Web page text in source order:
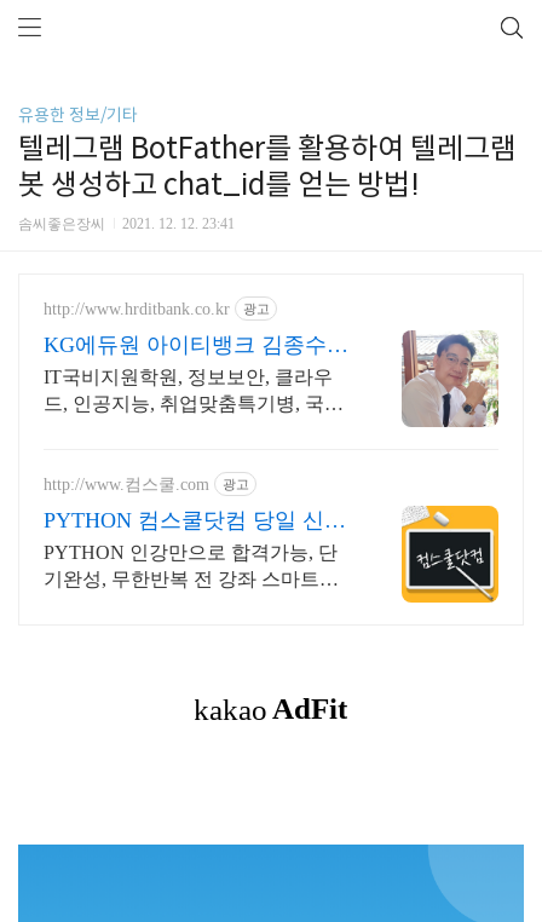
유용한 정보/기타
텔레그램 BotFather를 활용하여 텔레그램
봇 생성하고 chat_id를 얻는 방법!
솜씨좋은장씨 2021. 12. 12. 23:41
http://www.hrditbank.co.kr 광고
KG에듀원 아이티뱅크 김종수
27년경력전문가 IT취업상담
IT국비지원학원, 정보보안, 클라우
드, 인공지능, 취업맞춤특기병, 국비
http://www.컴스쿨.com 광고
PYTHON 컴스쿨닷컴 당일 신청
&결제시 기프티콘!
PYTHON 인강만으로 합격가능, 단
기완성, 무한반복 전 강좌 스마트폰